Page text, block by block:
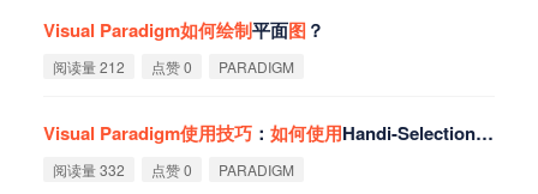
Visual Paradigm如何绘制平面图 ？
阅读量 212 点赞 0 PARADIGM
Visual Paradigm使用技巧 ： 如何使用Handi-Selection复选多个
阅读量 332 点赞 0 PARADIGM